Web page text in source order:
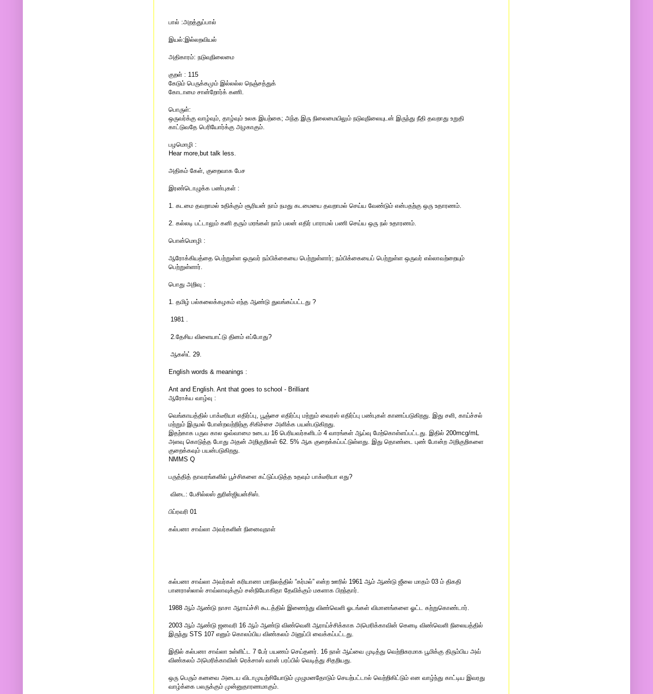
பால் :அறத்துப்பால்
இயல்:இல்லறவியல்
அதிகாரம்: நடுவுநிலைமை
குறள் : 115
கேடும் பெருக்கமும் இல்லல்ல நெஞ்சத்துக்
கோடாமை சான்றோர்க் கணி.
பொருள்:
ஒருவர்க்கு வாழ்வும், தாழ்வும் உலக இயற்கை; அந்த இரு நிலைமையிலும் நடுவுநிலையுடன் இருந்து நீதி தவறாது உறுதி
காட்டுவதே பெரியோர்க்கு அழகாகும்.
பழமொழி :
Hear more,but talk less.
அதிகம் கேள், குறைவாக பேச
இரண்டொழுக்க பண்புகள் :
1. கடமை தவறாமல் உதிக்கும் சூரியன் நாம் நமது கடமையை தவறாமல் செய்ய வேண்டும் என்பதற்கு ஒரு உதாரணம்.
2. கல்லடி பட்டாலும் கனி தரும் மரங்கள் நாம் பலன் எதிர் பாராமல் பணி செய்ய ஒரு நல் உதாரணம்.
பொன்மொழி :
ஆரோக்கியத்தை பெற்றுள்ள ஒருவர் நம்பிக்கையை பெற்றுள்ளார்; நம்பிக்கையைப் பெற்றுள்ள ஒருவர் எல்லாவற்றையும்
பெற்றுள்ளார்.
பொது அறிவு :
1. தமிழ் பல்கலைக்கழகம் எந்த ஆண்டு துவங்கப்பட்டது ?
1981 .
2.தேசிய விளையாட்டு தினம் எப்போது?
ஆகஸ்ட் 29.
English words & meanings :
Ant and English. Ant that goes to school - Brilliant
ஆரோக்ய வாழ்வு :
வெங்காயத்தில் பாக்டீரியா எதிர்ப்பு, பூஞ்சை எதிர்ப்பு மற்றும் வைரஸ் எதிர்ப்பு பண்புகள் காணப்படுகிறது. இது சளி, காய்ச்சல்
மற்றும் இருமல் போன்றவற்றிற்கு சிகிச்சை அளிக்க பயன்படுகிறது.
இதற்காக பருவ கால ஒவ்வாமை உடைய 16 பெரியவர்களிடம் 4 வாரங்கள் ஆய்வு மேற்கொள்ளப்பட்டது. இதில் 200mcg/mL
அளவு கொடுத்த போது அதன் அறிகுறிகள் 62. 5% ஆக குறைக்கப்பட்டுள்ளது. இது தொண்டை புண் போன்ற அறிகுறிகளை
குறைக்கவும் பயன்படுகிறது.
NMMS Q
பருத்தித் தாவரங்களில் பூச்சிகளை கட்டுப்படுத்த உதவும் பாக்டீரியா எது?
விடை: பேசில்லஸ் துரின்ஜியன்சிஸ்.
பிப்ரவரி 01
கல்பனா சாவ்லா அவர்களின் நினைவுநாள்
கல்பனா சாவ்லா அவர்கள் கரியானா மாநிலத்தில் “கர்மல்” என்ற ஊரில் 1961 ஆம் ஆண்டு ஜீலை மாதம் 03 ம் திகதி
பானராஸ்லால் சாவ்லாவுக்கும் சன்நியோகிதா தேவிக்கும் மகளாக பிறந்தார்.
1988 ஆம் ஆண்டு நாசா ஆராய்ச்சி கூடத்தில் இணைந்து விண்வெளி ஓடங்கள் விமானங்களை ஓட்ட கற்றுகொண்டார்.
2003 ஆம் ஆண்டு ஜனவரி 16 ஆம் ஆண்டு விண்வெளி ஆராய்ச்சிக்காக அமெரிக்காவின் கெனடி விண்வெளி நிலையத்தில்
இருந்து STS 107 எனும் கொலம்பிய விண்கலம் அனுப்பி வைக்கப்பட்டது.
இதில் கல்பனா சாவ்லா உள்ளிட்ட 7 பேர் பயணம் செய்தனர். 16 நாள் ஆய்வை முடித்து வெற்றிகரமாக பூமிக்கு திரும்பிய அவ்
விண்கலம் அமெரிக்காவின் ரெக்சாஸ் வான் பரப்பில் வெடித்து சிதறியது.
ஒரு பெரும் கனவை அடைய விடாமுயற்சியோடும் முழுமனதோடும் செயற்பட்டால் வெற்றிகிட்டும் என வாழ்ந்து காட்டிய இவரது
வாழ்க்கை பலருக்கும் முன்னுதாரணமாகும்.